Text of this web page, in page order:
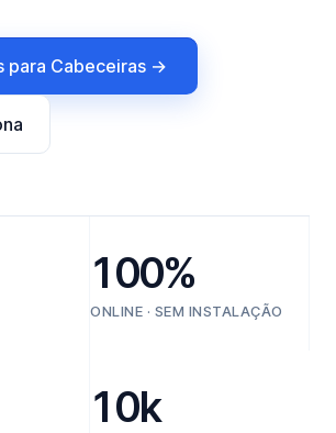
para Cabeceiras →
100%
ONLINE · SEM INSTALAÇÃO
10k